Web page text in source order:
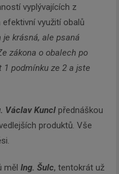
vyplývajících z
využití obalů
je krásná, ale psaná
zákona o obalech po
podmínku ze 2 a jste
Václav Kuncl přednáškou
produktů. Vše
měl Ing. Šulc, tentokrát už